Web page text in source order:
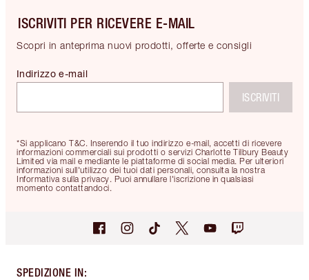
ISCRIVITI PER RICEVERE E-MAIL
Scopri in anteprima nuovi prodotti, offerte e consigli
*Si applicano T&C. Inserendo il tuo indirizzo e-mail, accetti di ricevere
informazioni commerciali sui prodotti o servizi Charlotte Tilbury Beauty
Limited via mail e mediante le piattaforme di social media. Per ulteriori
informazioni sull'utilizzo dei tuoi dati personali, consulta la nostra
Informativa sulla privacy. Puoi annullare l'iscrizione in qualsiasi
momento contattandoci.
Indirizzo e-mail
ISCRIVITI
SPEDIZIONE IN: